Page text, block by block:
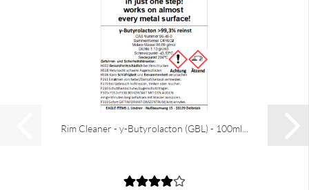
Rim Cleaner - y-Butyrolacton (GBL) - 100ml...